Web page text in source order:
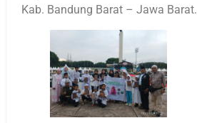
Kab. Bandung Barat – Jawa Barat.